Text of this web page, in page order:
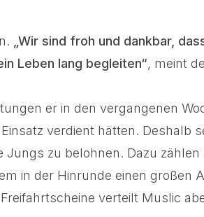
„Wir sind froh und dankbar,
Leben lang begleiten“, meint
er in den vergangenen
verdient hätten. Deshalb
Jungs zu belohnen. Dazu
in der Hinrunde einen
verteilt Muslic